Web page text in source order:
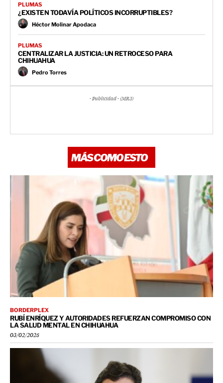
PLUMAS
¿EXISTEN TODAVÍA POLÍTICOS INCORRUPTIBLES?
Héctor Molinar Apodaca
PLUMAS
CENTRALIZAR LA JUSTICIA: UN RETROCESO PARA
CHIHUAHUA
Pedro Torres
- Publicidad - (MR3)
MÁS COMO ESTO
BORDERPLEX
RUBÍ ENRÍQUEZ Y AUTORIDADES REFUERZAN COMPROMISO CON
LA SALUD MENTAL EN CHIHUAHUA
03/02/2025